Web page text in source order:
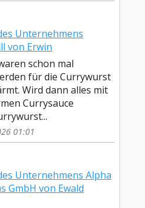
Unternehmens
von Erwin
schon mal
für die Currywurst
Wird dann alles mit
Currysauce
01:01
Unternehmens Alpha
GmbH von Ewald